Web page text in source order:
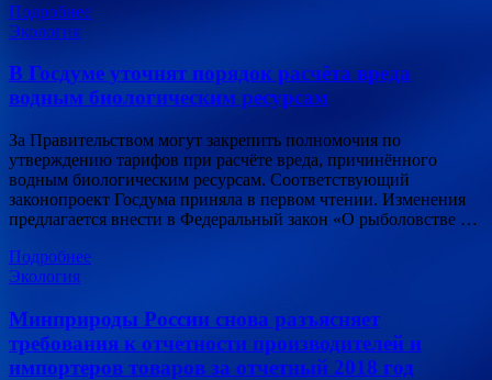
Подробнее
Экология
В Госдуме уточнят порядок расчёта вреда
водным биологическим ресурсам
За Правительством могут закрепить полномочия по
утверждению тарифов при расчёте вреда, причинённого
водным биологическим ресурсам. Соответствующий
законопроект Госдума приняла в первом чтении. Изменения
предлагается внести в Федеральный закон «О рыболовстве …
Подробнее
Экология
Минприроды России снова разъясняет
требования к отчетности производителей и
импортеров товаров за отчетный 2018 год